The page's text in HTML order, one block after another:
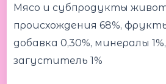
Мясо и субпродукты
происхождения 68%,
добавка 0,30%, минералы
загуститель 1%